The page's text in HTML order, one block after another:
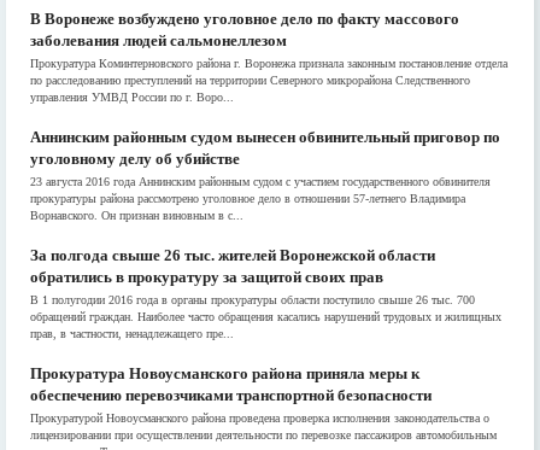
В Воронеже возбуждено уголовное дело по факту массового
заболевания людей сальмонеллезом
Прокуратура Коминтерновского района г. Воронежа признала законным постановление отдела
по расследованию преступлений на территории Северного микрорайона Следственного
управления УМВД России по г. Воро...
Аннинским районным судом вынесен обвинительный приговор по
уголовному делу об убийстве
23 августа 2016 года Аннинским районным судом с участием государственного обвинителя
прокуратуры района рассмотрено уголовное дело в отношении 57-летнего Владимира
Ворнавского. Он признан виновным в с...
За полгода свыше 26 тыс. жителей Воронежской области
обратились в прокуратуру за защитой своих прав
В 1 полугодии 2016 года в органы прокуратуры области поступило свыше 26 тыс. 700
обращений граждан. Наиболее часто обращения касались нарушений трудовых и жилищных
прав, в частности, ненадлежащего пре...
Прокуратура Новоусманского района приняла меры к
обеспечению перевозчиками транспортной безопасности
Прокуратурой Новоусманского района проведена проверка исполнения законодательства о
лицензировании при осуществлении деятельности по перевозке пассажиров автомобильным